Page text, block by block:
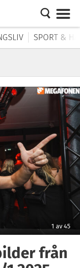
SPORT &
1 av 45
från